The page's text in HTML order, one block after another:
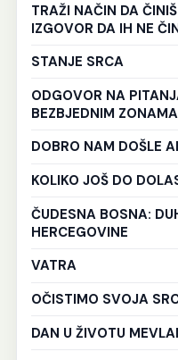
TRAŽI NAČIN DA
IZGOVOR DA IH NE
STANJE SRCA
ODGOVOR NA
BEZBJEDNIM ZONAMA
DOBRO NAM DOŠLE
KOLIKO JOŠ DO
ČUDESNA BOSNA:
HERCEGOVINE
VATRA
OČISTIMO SVOJA
DAN U ŽIVOTU